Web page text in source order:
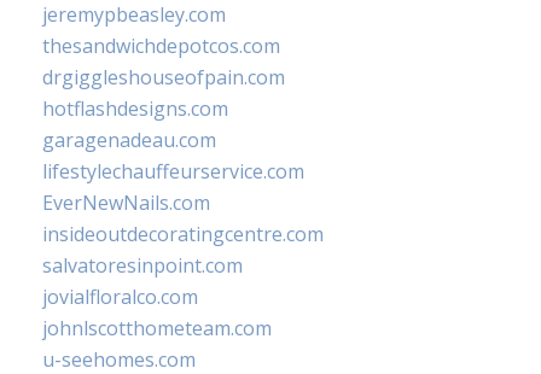
jeremypbeasley.com
thesandwichdepotcos.com
drgiggleshouseofpain.com
hotflashdesigns.com
garagenadeau.com
lifestylechauffeurservice.com
EverNewNails.com
insideoutdecoratingcentre.com
salvatoresinpoint.com
jovialfloralco.com
johnlscotthometeam.com
u-seehomes.com